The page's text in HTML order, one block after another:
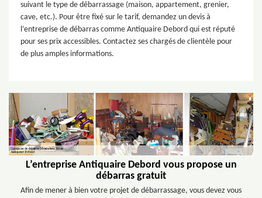
suivant le type de débarrassage (maison, appartement, grenier,
cave, etc.). Pour être fixé sur le tarif, demandez un devis à
l’entreprise de débarras comme Antiquaire Debord qui est réputé
pour ses prix accessibles. Contactez ses chargés de clientèle pour
de plus amples informations.
L’entreprise Antiquaire Debord vous propose un
débarras gratuit
Afin de mener à bien votre projet de débarrassage, vous devez vous